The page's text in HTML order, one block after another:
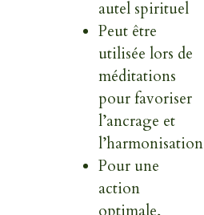
autel spirituel
Peut être
utilisée lors de
méditations
pour favoriser
l’ancrage et
l’harmonisation
Pour une
action
optimale,